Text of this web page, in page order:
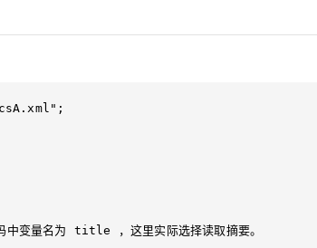
中变量名为 title ，这里实际选择读取摘要。